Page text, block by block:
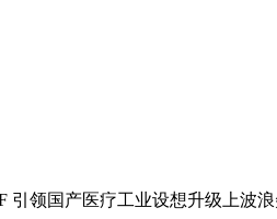
领国产医疗工业设想升级上波